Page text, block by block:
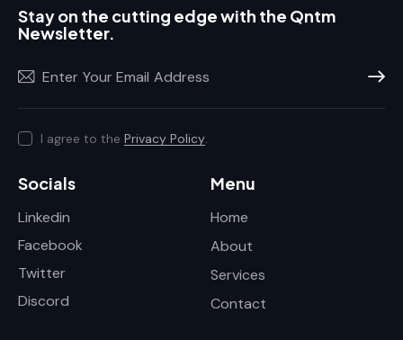
Stay on the cutting edge with the Qntm
Newsletter.
I agree to the Privacy Policy
Socials
Linkedin
Facebook
Twitter
Discord
Menu
Home
About
Services
Contact